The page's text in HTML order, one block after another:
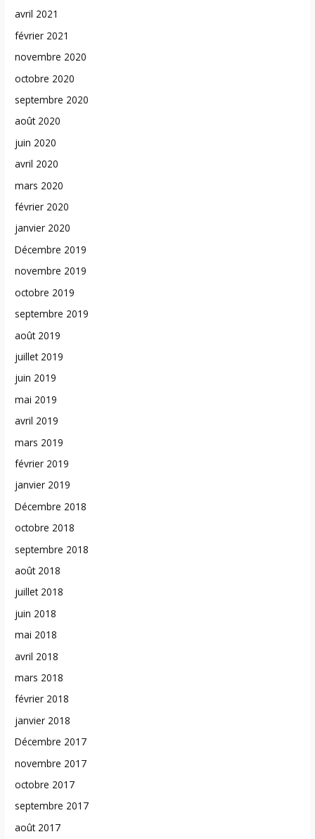
avril 2021
février 2021
novembre 2020
octobre 2020
septembre 2020
août 2020
juin 2020
avril 2020
mars 2020
février 2020
janvier 2020
Décembre 2019
novembre 2019
octobre 2019
septembre 2019
août 2019
juillet 2019
juin 2019
mai 2019
avril 2019
mars 2019
février 2019
janvier 2019
Décembre 2018
octobre 2018
septembre 2018
août 2018
juillet 2018
juin 2018
mai 2018
avril 2018
mars 2018
février 2018
janvier 2018
Décembre 2017
novembre 2017
octobre 2017
septembre 2017
août 2017